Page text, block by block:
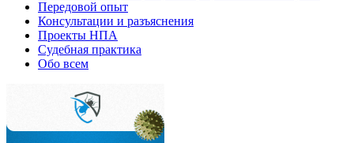
Передовой опыт
Консультации и разъяснения
Проекты НПА
Судебная практика
Обо всем